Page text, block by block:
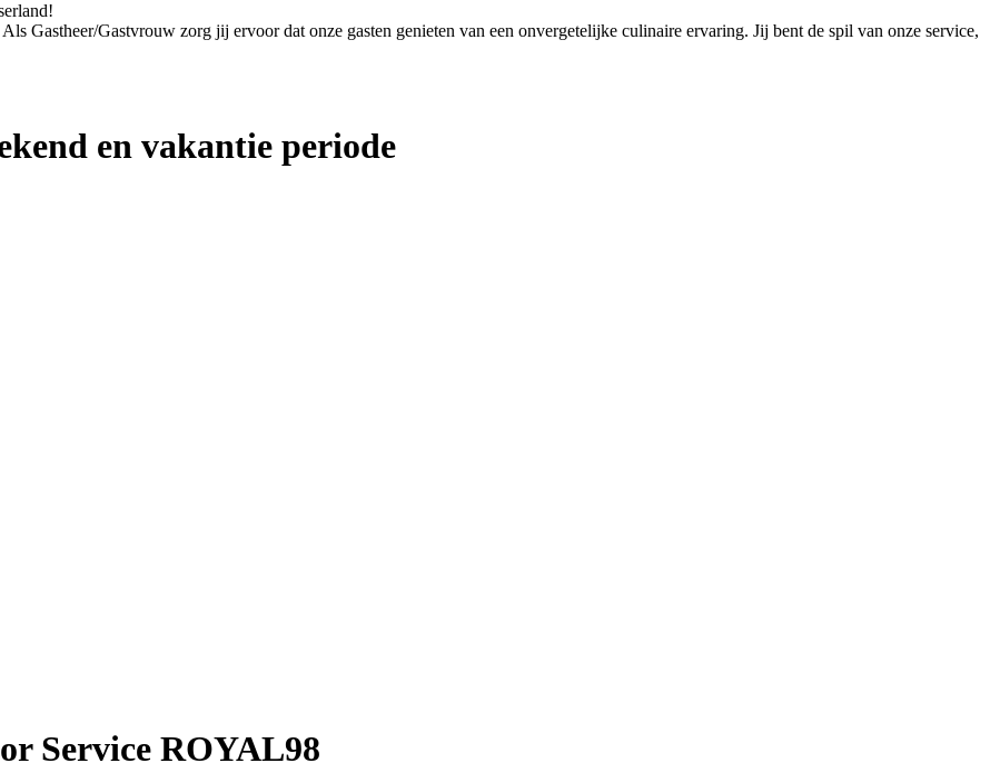
Gastheer/Gastvrouw zorg jij ervoor dat onze gasten genieten van een onvergetelijke culinaire ervaring. Jij bent de spil van onze service,
en vakantie periode
Service ROYAL98